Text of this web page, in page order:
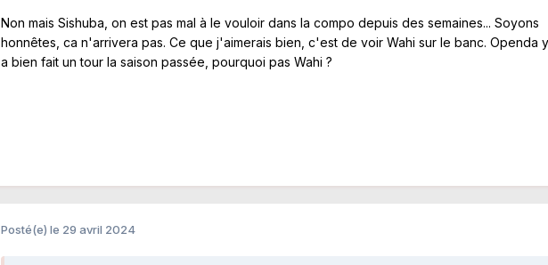
Non mais Sishuba, on est pas mal à le vouloir dans la compo depuis des semaines... Soyons
honnêtes, ca n'arrivera pas. Ce que j'aimerais bien, c'est de voir Wahi sur le banc. Openda
a bien fait un tour la saison passée, pourquoi pas Wahi ?
Posté(e)le 29 avril 2024